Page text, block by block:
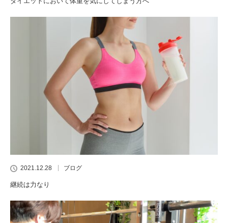
2021.12.28 ブログ
継続は力なり